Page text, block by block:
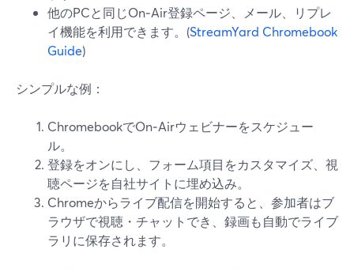
他のPCと同じOn‑Air登録ページ、メール、リプレ
イ機能を利用できます。(StreamYard Chromebook
Guide)
シンプルな例：
ChromebookでOn‑Airウェビナーをスケジュー
ル。
登録をオンにし、フォーム項目をカスタマイズ、視
聴ページを自社サイトに埋め込み。
Chromeからライブ配信を開始すると、参加者はブ
ラウザで視聴・チャットでき、録画も自動でライブ
ラリに保存されます。